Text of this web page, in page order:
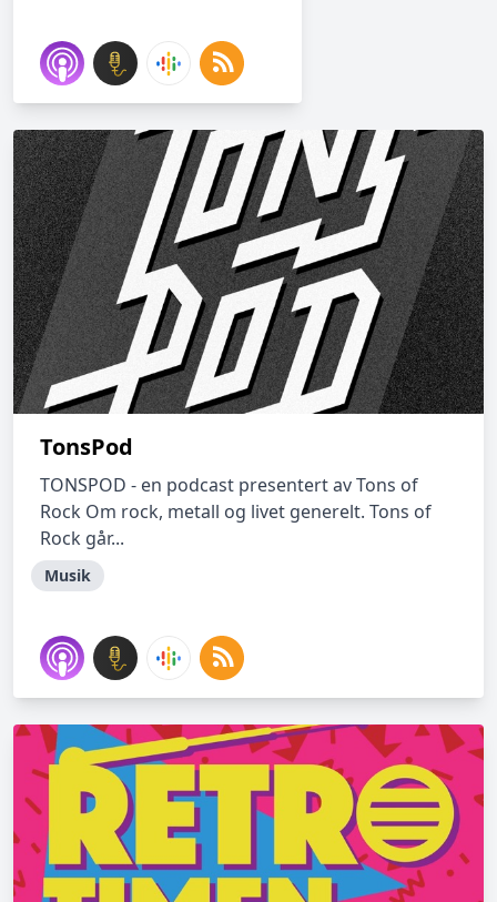
TonsPod
TONSPOD - en podcast presentert av Tons of
Rock Om rock, metall og livet generelt. Tons of
Rock går...
Musik